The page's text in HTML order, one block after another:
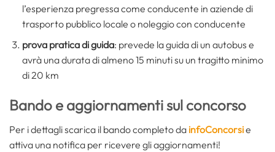
l’esperienza pregressa come conducente in aziende di
trasporto pubblico locale o noleggio con conducente
prova pratica di guida: prevede la guida di un autobus e
avrà una durata di almeno 15 minuti su un tragitto minimo
di 20 km
Bando e aggiornamenti sul concorso
Per i dettagli scarica il bando completo da infoConcorsie
attiva una notifica per ricevere gli aggiornamenti!